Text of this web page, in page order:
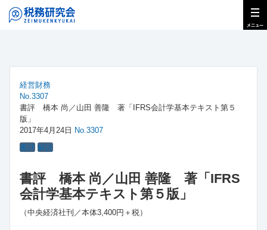
経営財務
No.3307
書評 橋本 尚／山田 善隆 著「IFRS会計学基本テキスト第５
版」
2017年4月24日 No.3307
書評 解説
書評 橋本 尚／山田 善隆 著「IFRS
会計学基本テキスト第５版」
（中央経済社刊／本体3,400円＋税）